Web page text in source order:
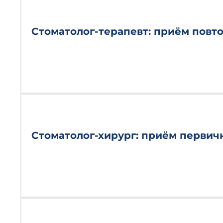
Стоматолог-терапевт: приём
Стоматолог-хирург: приём